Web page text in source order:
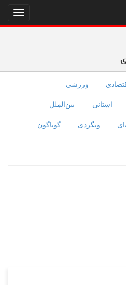
نمایش
منو
ورزشی
استانی بین‌الملل
وبگردی گوناگون